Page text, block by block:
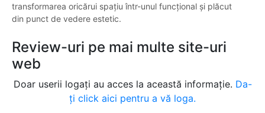
transformarea oricărui spațiu într-unul funcțional și plăcut
din punct de vedere estetic.
Review-uri pe mai multe site-uri
web
Doar userii logați au acces la această informație. Da-
ți click aici pentru a vă loga.